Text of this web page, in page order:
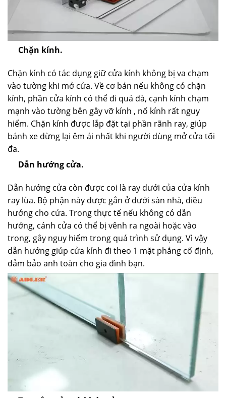
Chặn kính.
Chặn kính có tác dụng giữ cửa kính không bị va chạm
vào tường khi mở cửa. Về cơ bản nếu không có chặn
kính, phần cửa kính có thể đi quá đà, cạnh kính chạm
mạnh vào tường bên gây vỡ kính , nổ kính rất nguy
hiểm. Chặn kính được lắp đặt tại phần rãnh ray, giúp
bánh xe dừng lại êm ái nhất khi người dùng mở cửa tối
đa.
Dẫn hướng cửa.
Dẫn hướng cửa còn được coi là ray dưới của cửa kính
ray lùa. Bộ phận này được gắn ở dưới sàn nhà, điều
hướng cho cửa. Trong thực tế nếu không có dẫn
hướng, cánh cửa có thể bị vênh ra ngoài hoặc vào
trong, gây nguy hiểm trong quá trình sử dụng. Vì vậy
dẫn hướng giúp cửa kính đi theo 1 mặt phẳng cố định,
đảm bảo anh toàn cho gia đình bạn.